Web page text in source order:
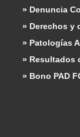
» Denuncia
» Derechos y
» Patologías
» Resultados
» Bono PAD